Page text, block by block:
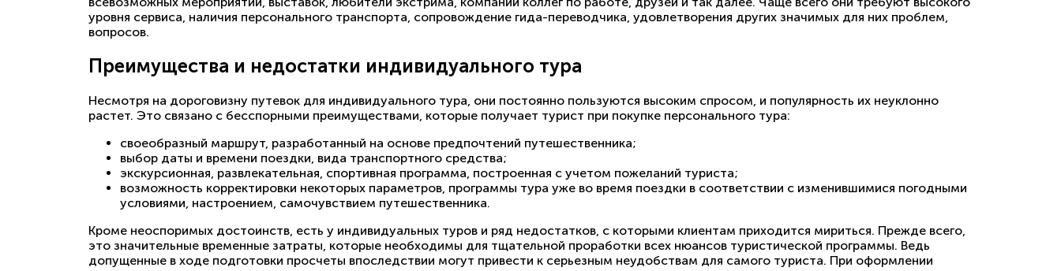
уровня сервиса, наличия персонального транспорта, сопровождение гида-переводчика, удовлетворения других значимых для них проблем,
вопросов.
Преимущества и недостатки индивидуального тура
Несмотря на дороговизну путевок для индивидуального тура, они постоянно пользуются высоким спросом, и популярность их неуклонно
растет. Это связано с бесспорными преимуществами, которые получает турист при покупке персонального тура:
своеобразный маршрут, разработанный на основе предпочтений путешественника;
выбор даты и времени поездки, вида транспортного средства;
экскурсионная, развлекательная, спортивная программа, построенная с учетом пожеланий туриста;
возможность корректировки некоторых параметров, программы тура уже во время поездки в соответствии с изменившимися погодными
условиями, настроением, самочувствием путешественника.
Кроме неоспоримых достоинств, есть у индивидуальных туров и ряд недостатков, с которыми клиентам приходится мириться. Прежде всего,
это значительные временные затраты, которые необходимы для тщательной проработки всех нюансов туристической программы. Ведь
допущенные в ходе подготовки просчеты впоследствии могут привести к серьезным неудобствам для самого туриста. При оформлении